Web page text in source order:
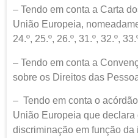
– Tendo em conta a Carta
União Europeia,
24.º, 25.º, 26.º, 31.º, 32.º,
– Tendo em conta a
sobre os Direitos das
– Tendo em conta o
União Europeia que
discriminação em função